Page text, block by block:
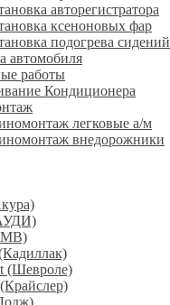
авторегистратора
ксеноновых фар
подогрева сидений
автомобиля
работы
Кондиционера
легковые а/м
внедорожники
(Шевроле)